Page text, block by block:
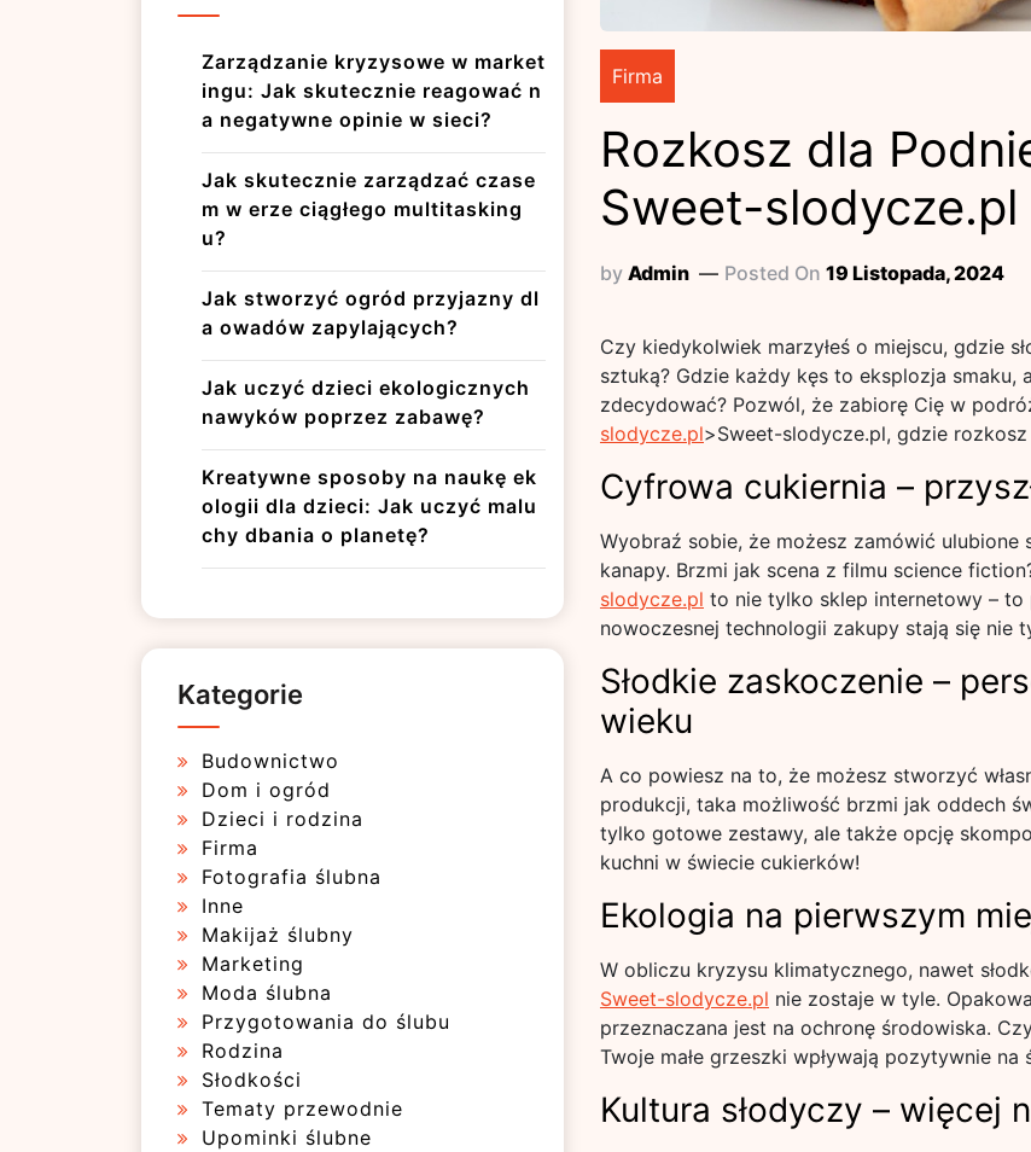
Firma
Rozkosz dla
Sweet-slodycze.pl
by Admin Posted On 19 Listopada, 2024
Czy kiedykolwiek marzyłeś o miejscu, gdzie
sztuką? Gdzie każdy kęs to eksplozja
zdecydować? Pozwól, że zabiorę Cię w
slodycze.pl>Sweet-slodycze.pl, gdzie
Cyfrowa cukiernia –
Wyobraź sobie, że możesz zamówić ulubione
kanapy. Brzmi jak scena z filmu science
slodycze.pl to nie tylko sklep internetowy – to
nowoczesnej technologii zakupy stają się nie
Słodkie zaskoczenie –
wieku
A co powiesz na to, że możesz stworzyć
produkcji, taka możliwość brzmi jak oddech
tylko gotowe zestawy, ale także opcję
kuchni w świecie cukierków!
Ekologia na pierwszym
W obliczu kryzysu klimatycznego, nawet
Sweet-slodycze.pl nie zostaje w tyle.
przeznaczana jest na ochronę środowiska.
Twoje małe grzeszki wpływają pozytywnie na
Kultura słodyczy – więcej
Zarządzanie kryzysowe w market
ingu: Jak skutecznie reagować n
a negatywne opinie w sieci?
Jak skutecznie zarządzać czase
m w erze ciągłego multitasking
u?
Jak stworzyć ogród przyjazny dl
a owadów zapylających?
Jak uczyć dzieci ekologicznych
nawyków poprzez zabawę?
Kreatywne sposoby na naukę ek
ologii dla dzieci: Jak uczyć malu
chy dbania o planetę?
Kategorie
Budownictwo
Dom i ogród
Dzieci i rodzina
Firma
Fotografia ślubna
Inne
Makijaż ślubny
Marketing
Moda ślubna
Przygotowania do ślubu
Rodzina
Słodkości
Tematy przewodnie
Upominki ślubne